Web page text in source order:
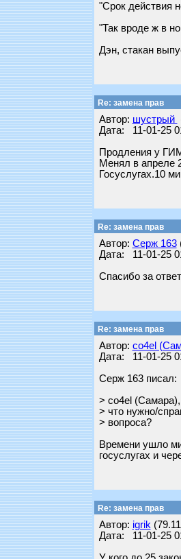
"Срок действия
"Так вроде ж в
Дэн, стакан
Re: замена прав
Автор: шустрый
Дата: 11-01-25
Продления у
Менял в апреле
Госуслугах.10
Re: замена прав
Автор: Серж 163
Дата: 11-01-25
Спасибо за
Re: замена прав
Автор: co4el
Дата: 11-01-25
Серж 163 писал:
> co4el
> что нужно/
> вопроса?
Времени ушло
госуслугах и
Re: замена прав
Автор: igrik
Дата: 11-01-25